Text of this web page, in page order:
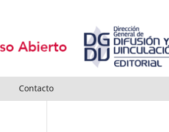
Contacto